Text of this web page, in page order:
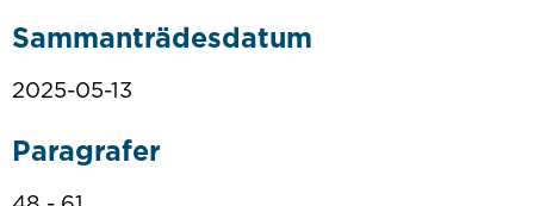
Sammanträdesdatum
2025-05-13
Paragrafer